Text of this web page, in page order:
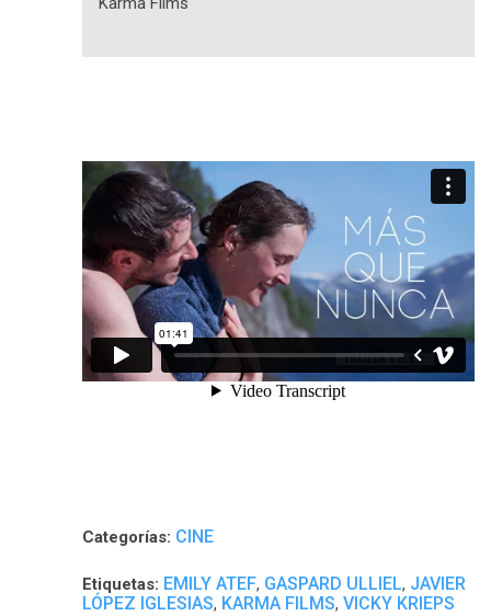
Categorías: CINE
Etiquetas: EMILY ATEF, GASPARD ULLIEL, JAVIER
LÓPEZ IGLESIAS, KARMA FILMS, VICKY KRIEPS